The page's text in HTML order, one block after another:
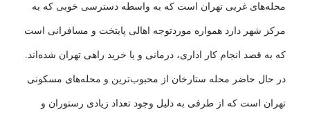
محله‌های غربی تهران است که به واسطه دسترسی خوبی که به
مرکز شهر دارد همواره موردتوجه اهالی پایتخت و مسافرانی است
که به قصد انجام کار اداری، درمانی و یا خرید راهی تهران شده‌اند.
در حال حاضر محله ستارخان از محبوب‌ترین و محله‌های مسکونی
تهران است که از طرفی به دلیل وجود تعداد زیادی رستوران و